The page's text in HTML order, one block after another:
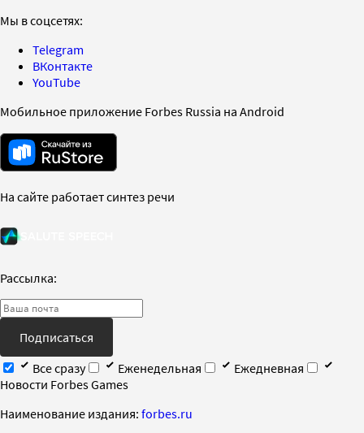
Мы в соцсетях:
Telegram
ВКонтакте
YouTube
Мобильное приложение Forbes Russia на Android
На сайте работает синтез речи
Рассылка:
Подписаться
Все сразу
Еженедельная
Ежедневная
Новости Forbes Games
Наименование издания: forbes.ru